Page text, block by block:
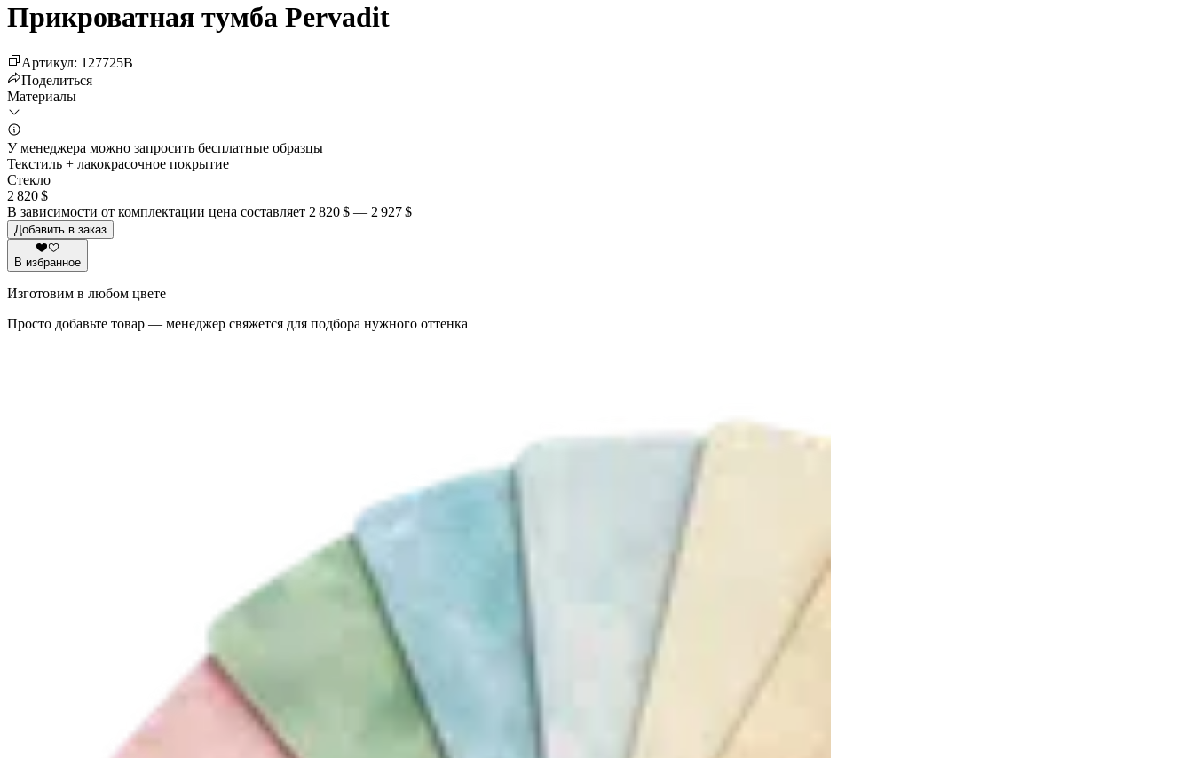
Прикроватная тумба Pervadit
Артикул: 127725B
Поделиться
Материалы
У менеджера можно запросить бесплатные образцы
Текстиль + лакокрасочное покрытие
Стекло
2 820 $
В зависимости от комплектации цена составляет 2 820 $ — 2 927 $
Добавить в заказ
В избранное
Изготовим в любом цвете
Просто добавьте товар — менеджер свяжется для подбора нужного оттенка